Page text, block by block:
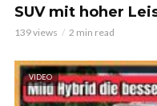
SUV mit hoher
139 views 2 min read
VIDEO